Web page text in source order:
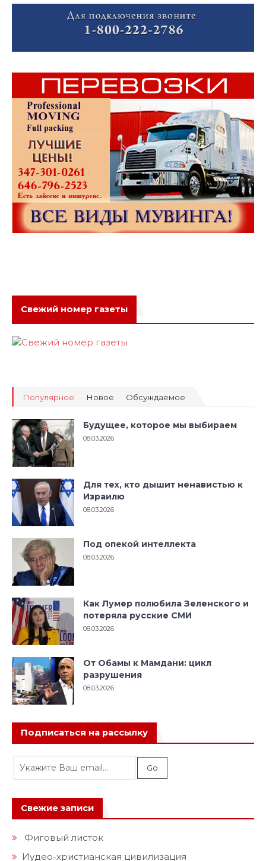
Свежий номер газеты
Популярное Новое Обсуждаемое
Будущее, которое мы выбираем
08.03.2026
Для тех, кто дышит ненавистью к
Израилю
08.03.2026
Под опекой интеллекта
08.03.2026
Как Лумер полюбила Зеленского и
потеряла русские СМИ
08.03.2026
От Обамы к Мамдани: цикл
разрушения
08.03.2026
Подписаться на рассылку
Свежие записи
Фиговый листок
Иудео-христианская цивилизация